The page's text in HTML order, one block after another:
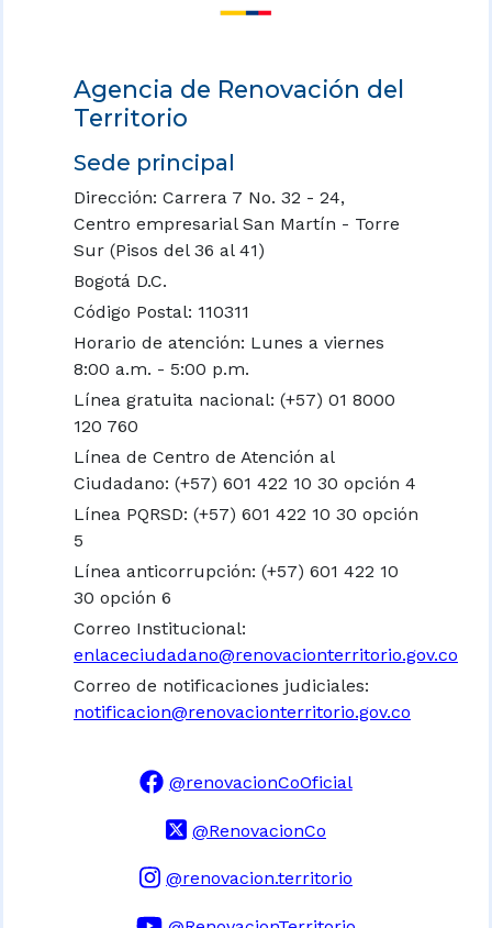
Agencia de Renovación del
Territorio
Sede principal
Dirección: Carrera 7 No. 32 - 24,
Centro empresarial San Martín - Torre
Sur (Pisos del 36 al 41)
Bogotá D.C.
Código Postal: 110311
Horario de atención: Lunes a viernes
8:00 a.m. - 5:00 p.m.
Línea gratuita nacional: (+57) 01 8000
120 760
Línea de Centro de Atención al
Ciudadano: (+57) 601 422 10 30 opción 4
Línea PQRSD: (+57) 601 422 10 30 opción
5
Línea anticorrupción: (+57) 601 422 10
30 opción 6
Correo Institucional:
enlaceciudadano@renovacionterritorio.gov.co
Correo de notificaciones judiciales:
notificacion@renovacionterritorio.gov.co
@renovacionCoOficial
@RenovacionCo
@renovacion.territorio